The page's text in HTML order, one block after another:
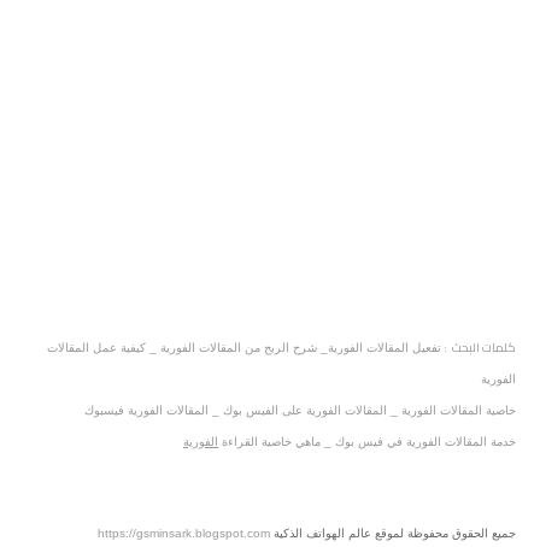
كلمات البحث : تفعيل المقالات الفورية_ شرح الربح من المقالات الفورية _ كيفية عمل المقالات
الفورية
خاصية المقالات الفورية _ المقالات الفورية على الفيس بوك _ المقالات الفورية فيسبوك
خدمة المقالات الفورية في فيس بوك _ ماهي خاصية القراءة الفورية
جميع الحقوق محفوظة لموقع عالم الهواتف الذكية https://gsminsark.blogspot.com